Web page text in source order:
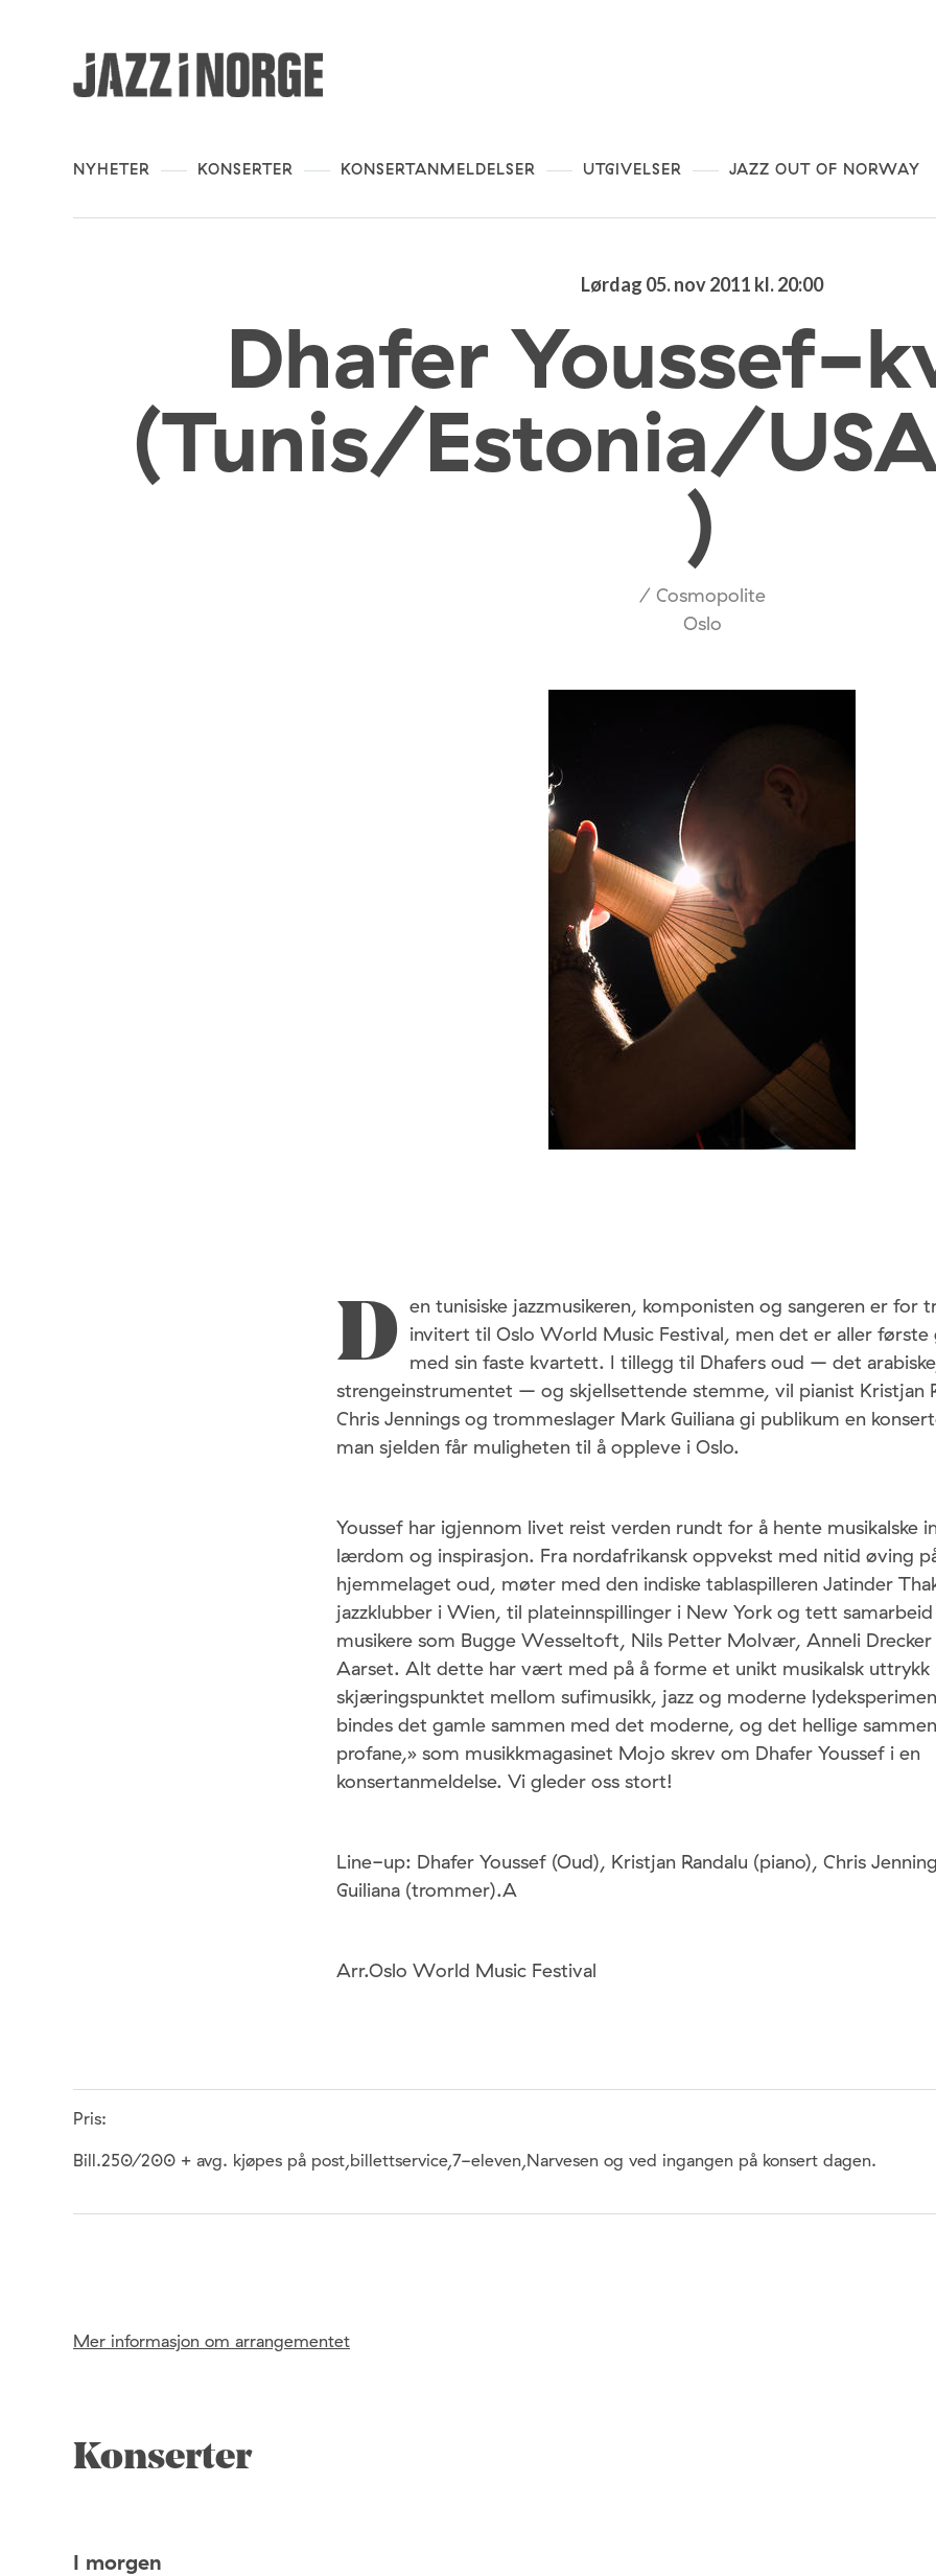
NYHETER KONSERTER KONSERTANMELDELSER UTGIVELSER JAZZ OUT OF NORWAY
Lørdag 05. nov 2011 kl. 20:00
Dhafer Youssef-
(Tunis/Estonia/
)
/ Cosmopolite
Oslo
D en tunisiske jazzmusikeren, komponisten og sangeren er for
invitert til Oslo World Music Festival, men det er aller første
med sin faste kvartett. I tillegg til Dhafers oud – det
strengeinstrumentet – og skjellsettende stemme, vil pianist Kristjan
Chris Jennings og trommeslager Mark Guiliana gi publikum en
man sjelden får muligheten til å oppleve i Oslo.
Youssef har igjennom livet reist verden rundt for å hente musikalske
lærdom og inspirasjon. Fra nordafrikansk oppvekst med nitid øving
hjemmelaget oud, møter med den indiske tablaspilleren Jatinder
jazzklubber i Wien, til plateinnspillinger i New York og tett
musikere som Bugge Wesseltoft, Nils Petter Molvær, Anneli Drecker
Aarset. Alt dette har vært med på å forme et unikt musikalsk uttrykk
skjæringspunktet mellom sufimusikk, jazz og moderne
bindes det gamle sammen med det moderne, og det hellige
profane,» som musikkmagasinet Mojo skrev om Dhafer Youssef i en
konsertanmeldelse. Vi gleder oss stort!
Line-up: Dhafer Youssef (Oud), Kristjan Randalu (piano), Chris
Guiliana (trommer).A
Arr.Oslo World Music Festival
Pris:
Bill.250/200 + avg. kjøpes på post,billettservice,7-eleven,Narvesen og ved ingangen på konsert dagen.
Mer informasjon om arrangementet
Konserter
I morgen